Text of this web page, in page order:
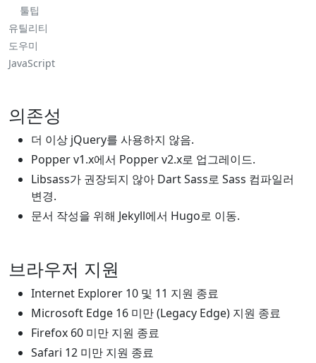
툴팁
유틸리티
도우미
JavaScript
의존성
더 이상 jQuery를 사용하지 않음.
Popper v1.x에서 Popper v2.x로 업그레이드.
Libsass가 권장되지 않아 Dart Sass로 Sass 컴파일러
변경.
문서 작성을 위해 Jekyll에서 Hugo로 이동.
브라우저 지원
Internet Explorer 10 및 11 지원 종료
Microsoft Edge 16 미만 (Legacy Edge) 지원 종료
Firefox 60 미만 지원 종료
Safari 12 미만 지원 종료